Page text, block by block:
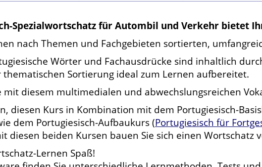
Spezialwortschatz für Autombil und Verkehr bietet
nach Themen und Fachgebieten sortierten,
Wörter und Fachausdrücke sind inhaltlich
Sortierung ideal zum Lernen aufbereitet.
mit diesem multimedialen und abwechslungsreichen
diesen Kurs in Kombination mit dem Portugiesisch-
dem Portugiesisch-Aufbaukurs (Portugiesisch für
diesen beiden Kursen bauen Sie sich einen Wortschatz
Lernen Spaß!